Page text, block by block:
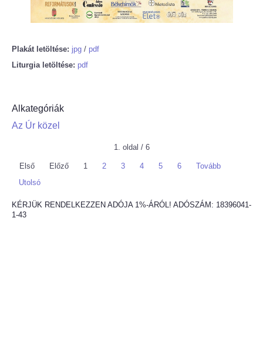
Plakát letöltése: jpg / pdf
Liturgia letöltése: pdf
Alkategóriák
Az Úr közel
1. oldal / 6
Első Előző 1 2 3 4 5 6
Tovább
Utolsó
KÉRJÜK RENDELKEZZEN ADÓJA 1%-ÁRÓL! ADÓSZÁM: 18396041-
1-43